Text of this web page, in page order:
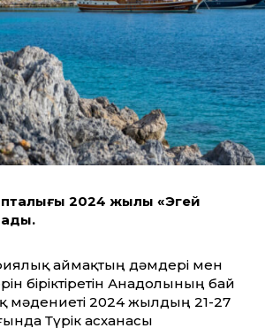
2024 жылы «Эгей
аймақтың дәмдері мен
біріктіретін Анадолының бай
мәдениеті 2024 жылдың 21-27
Түрік асханасы